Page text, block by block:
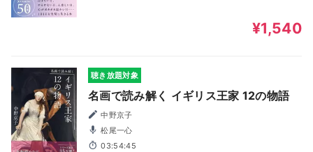
¥1,540
聴き放題対象
名画で読み解く イギリス王家 12の物語
中野京子
松尾一心
03:54:45